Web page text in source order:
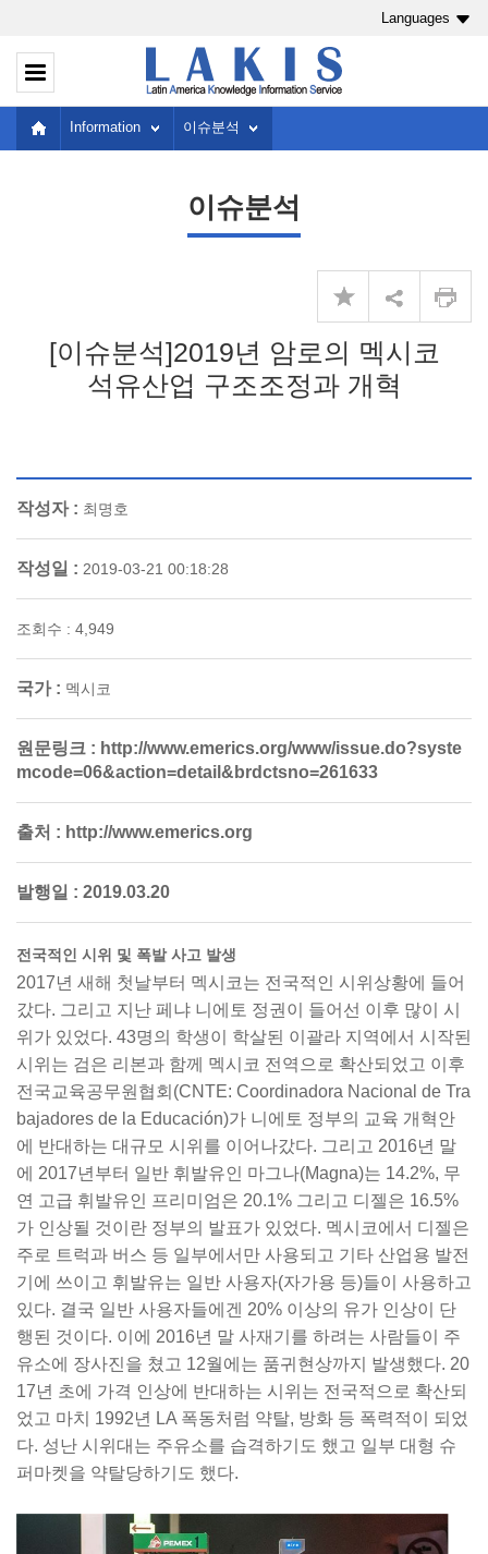
Languages
Information 이슈분석
이슈분석
[이슈분석]2019년 암로의 멕시코
석유산업 구조조정과 개혁
작성자 : 최명호
작성일 : 2019-03-21 00:18:28
조회수 : 4,949
국가 : 멕시코
원문링크 : http://www.emerics.org/www/issue.do?syste
mcode=06&action=detail&brdctsno=261633
출처 : http://www.emerics.org
발행일 : 2019.03.20
전국적인 시위 및 폭발 사고 발생
2017년 새해 첫날부터 멕시코는 전국적인 시위상황에 들어
갔다. 그리고 지난 페냐 니에토 정권이 들어선 이후 많이 시
위가 있었다. 43명의 학생이 학살된 이괄라 지역에서 시작된
시위는 검은 리본과 함께 멕시코 전역으로 확산되었고 이후
전국교육공무원협회(CNTE: Coordinadora Nacional de Tra
bajadores de la Educación)가 니에토 정부의 교육 개혁안
에 반대하는 대규모 시위를 이어나갔다. 그리고 2016년 말
에 2017년부터 일반 휘발유인 마그나(Magna)는 14.2%, 무
연 고급 휘발유인 프리미엄은 20.1% 그리고 디젤은 16.5%
가 인상될 것이란 정부의 발표가 있었다. 멕시코에서 디젤은
주로 트럭과 버스 등 일부에서만 사용되고 기타 산업용 발전
기에 쓰이고 휘발유는 일반 사용자(자가용 등)들이 사용하고
있다. 결국 일반 사용자들에겐 20% 이상의 유가 인상이 단
행된 것이다. 이에 2016년 말 사재기를 하려는 사람들이 주
유소에 장사진을 쳤고 12월에는 품귀현상까지 발생했다. 20
17년 초에 가격 인상에 반대하는 시위는 전국적으로 확산되
었고 마치 1992년 LA 폭동처럼 약탈, 방화 등 폭력적이 되었
다. 성난 시위대는 주유소를 습격하기도 했고 일부 대형 슈
퍼마켓을 약탈당하기도 했다.